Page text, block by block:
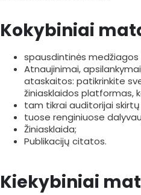
Kokybiniai
spausdintinės
Atnaujinimai,
ataskaitos: patikrinkite
žiniasklaidos platformas,
tam tikrai auditorijai skirtų
tuose renginiuose
Žiniasklaida;
Publikacijų citatos.
Kiekybiniai